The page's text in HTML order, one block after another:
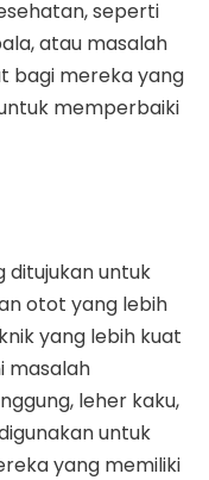
seperti
atau masalah
bagi mereka yang
memperbaiki
ditujukan untuk
otot yang lebih
yang lebih kuat
masalah
leher kaku,
untuk
yang memiliki